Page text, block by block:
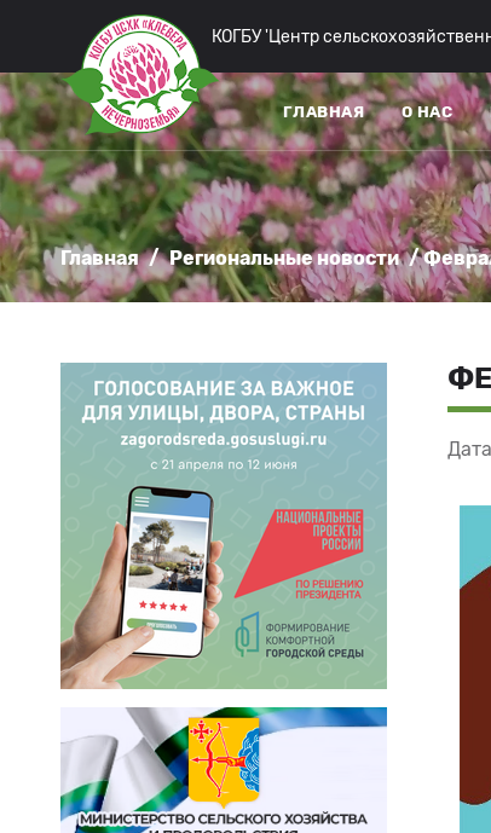
КОГБУ 'Центр
ГЛАВНАЯ О НАС
Главная / Региональные новости /